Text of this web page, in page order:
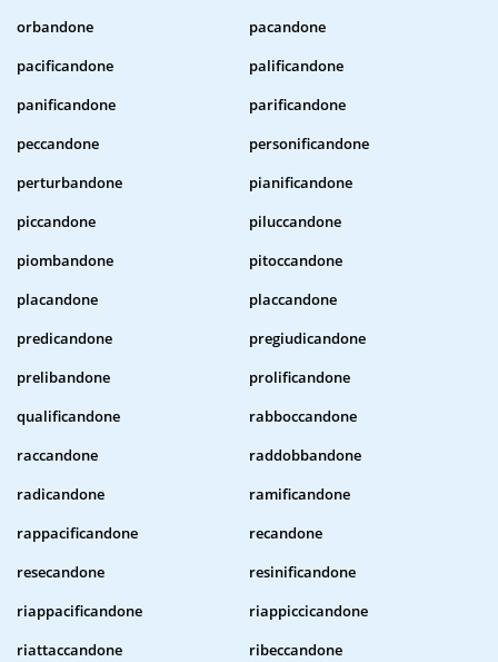
orbandone
pacandone
pacificandone
palificandone
panificandone
parificandone
peccandone
personificandone
perturbandone
pianificandone
piccandone
piluccandone
piombandone
pitoccandone
placandone
placcandone
predicandone
pregiudicandone
prelibandone
prolificandone
qualificandone
rabboccandone
raccandone
raddobbandone
radicandone
ramificandone
rappacificandone
recandone
resecandone
resinificandone
riappacificandone
riappiccicandone
riattaccandone
ribeccandone